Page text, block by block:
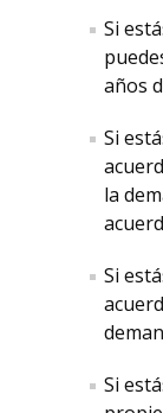
Si
años
Si
la
Si
Si